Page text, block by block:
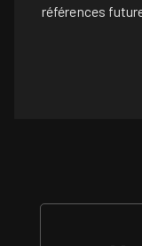
références